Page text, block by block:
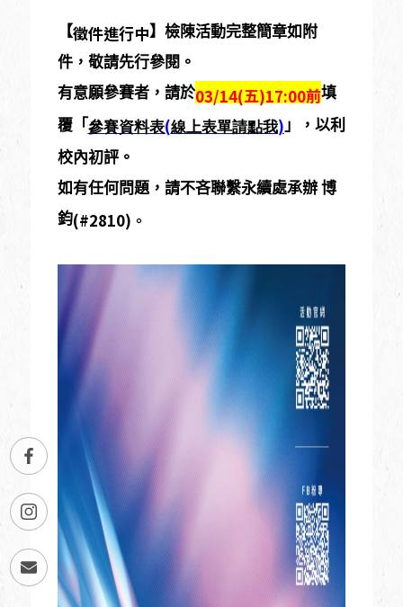
【徵件進行中】檢陳活動完整簡章如附
件，敬請先行參閱。
有意願參賽者，請於03/14(五)17:00前填
覆「 參賽資料表(線上表單請點我) 」，以利
校內初評。
如有任何問題，請不吝聯繫永續處承辦 博
鈞(#2810)。